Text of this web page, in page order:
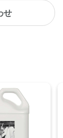
ます。
合がござい
ださい。
せ